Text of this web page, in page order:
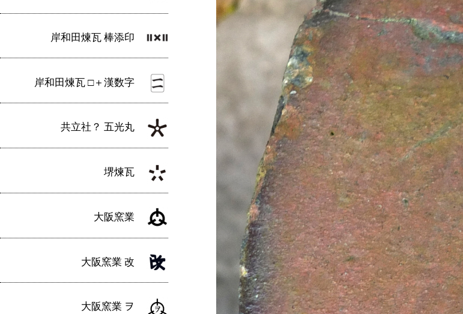
岸和田煉瓦 棒添印
岸和田煉瓦 □＋漢数字
共立社？ 五光丸
堺煉瓦
大阪窯業
大阪窯業 改
大阪窯業 ヲ